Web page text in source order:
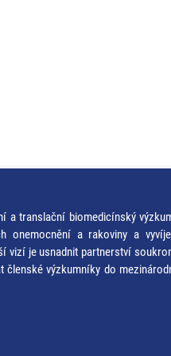
a translační biomedicínský
onemocnění a rakoviny a
vizí je usnadnit partnerství
členské výzkumníky do